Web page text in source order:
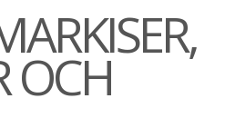
OCH